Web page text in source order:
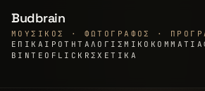
Budbrain
ΜΟΥΣΙΚΌΣ · ΦΩΤΟΓΡΆΦΟΣ ·
ΕΠΙΚΑΙΡΌΤΗΤΑΛΟΓΙΣΜΙΚΌ ΚΟΜΜΆΤΙΑ
ΒΊΝΤΕΟ FLICKRΣΧΕΤΙΚΆ